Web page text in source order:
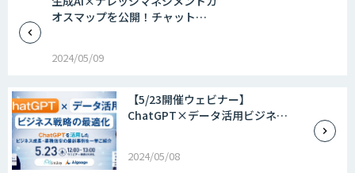
オスマップを公開！チャット…
2024/05/09
【5/23開催ウェビナー】
ChatGPT×データ活用ビジネ…
2024/05/08